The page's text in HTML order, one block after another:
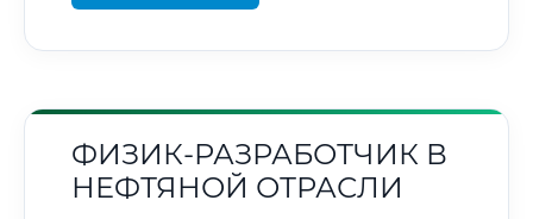
ФИЗИК-РАЗРАБОТЧИК В
НЕФТЯНОЙ ОТРАСЛИ